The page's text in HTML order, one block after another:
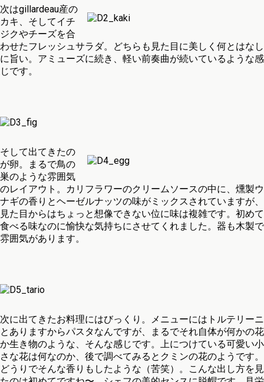
次はgillardeau産の
カキ、そしてイチ
ジクやチーズを合
わせたフレッシュサラダ。どちらも見た目に美しく何とはなし
に旨い。アミューズに続き、軽い前奏曲が続いているような感
じです。
そして出てきたの
が卵。まるで鳥の
巣のような雰囲気
のレイアウト。カリフラワーのクリームソースの中に、燻製ウ
ナギの香りとヘーゼルナッツの味がミックスされていますが、
見た目からはちょっと想像できない位に味は複雑です。初めて
食べる味なのに愉快な気持ちにさせてくれました。器も木製で
雰囲気があります。
次に出てきたお料理にはびっくり。メニューにはトルテリーニ
とありますからパスタなんですが、まるでそれ自体が何かの花
か生き物のような、そんな感じです。上につけている可愛い小
さな花は何なのか、後で調べてみるとクミンの花のようです。
どうりでそんな香りもしたような（苦笑）。こんな出し方を見